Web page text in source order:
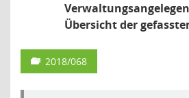
Übersicht der
2018/068